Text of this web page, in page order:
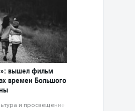
вышел фильм
времен Большого
и просвещение